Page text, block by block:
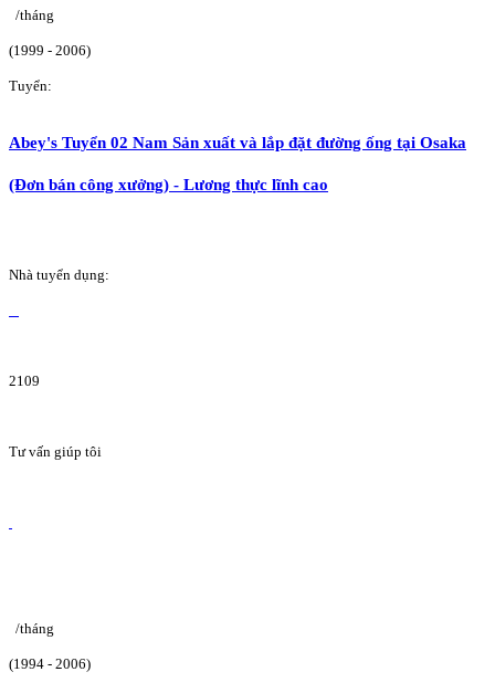
/tháng
(1999 - 2006)
Tuyển:
Abey's Tuyển 02 Nam Sản xuất và lắp đặt đường ống tại Osaka
(Đơn bán công xưởng) - Lương thực lĩnh cao
Nhà tuyển dụng:
2109
Tư vấn giúp tôi
/tháng
(1994 - 2006)